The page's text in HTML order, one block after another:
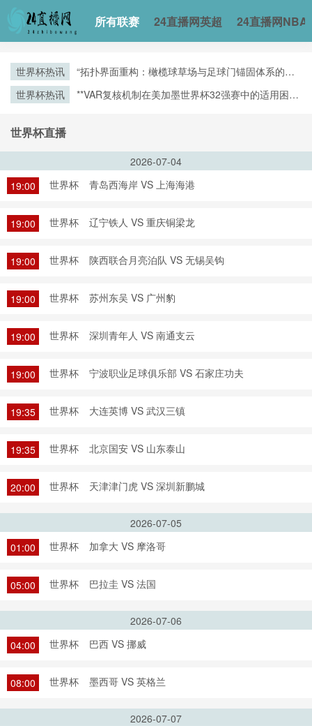
所有联赛 24直播网英超 24直播网NBA
世界杯热讯
“拓扑界面重构：橄榄球草场与足球门锚固体系的空
世界杯热讯
**VAR复核机制在美加墨世界杯32强赛中的适用困境
世界杯直播
2026-07-04
19:00
世界杯 青岛西海岸 VS 上海海港
19:00 世界杯 辽宁铁人 VS 重庆铜梁龙
19:00 世界杯 陕西联合月亮泊队 VS 无锡吴钩
19:00 世界杯 苏州东吴 VS 广州豹
19:00 世界杯 深圳青年人 VS 南通支云
19:00 世界杯 宁波职业足球俱乐部 VS 石家庄功夫
19:35 世界杯 大连英博 VS 武汉三镇
19:35 世界杯 北京国安 VS 山东泰山
20:00 世界杯 天津津门虎 VS 深圳新鹏城
2026-07-05
01:00
世界杯 加拿大 VS 摩洛哥
05:00 世界杯 巴拉圭 VS 法国
2026-07-06
04:00
世界杯 巴西 VS 挪威
08:00 世界杯 墨西哥 VS 英格兰
2026-07-07